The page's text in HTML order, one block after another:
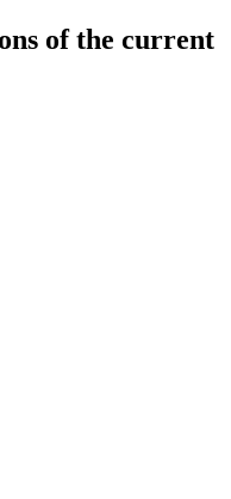
of the current